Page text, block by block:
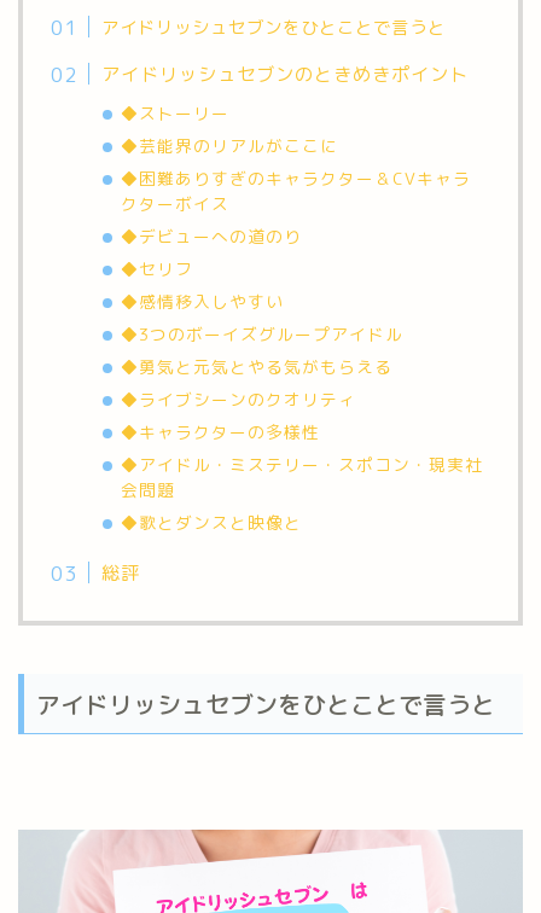
アイドリッシュセブンをひとことで言うと
アイドリッシュセブンのときめきポイント
◆ストーリー
◆芸能界のリアルがここに
◆困難ありすぎのキャラクター＆CVキャラ
クターボイス
◆デビューへの道のり
◆セリフ
◆感情移入しやすい
◆3つのボーイズグループアイドル
◆勇気と元気とやる気がもらえる
◆ライブシーンのクオリティ
◆キャラクターの多様性
◆アイドル・ミステリー・スポコン・現実社
会問題
◆歌とダンスと映像と
総評
アイドリッシュセブンをひとことで言うと